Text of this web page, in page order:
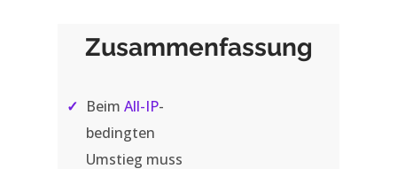
Zusammenfassung
✓ Beim All-IP-
bedingten
Umstieg muss